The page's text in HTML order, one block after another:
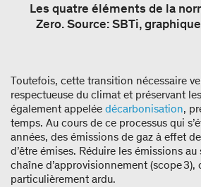
Les quatre éléments de la
Zero. Source: SBTi,
Toutefois, cette transition nécessaire
respectueuse du climat et préservant
également appelée décarbonisation,
temps. Au cours de ce processus qui
années, des émissions de gaz à effet
d’être émises. Réduire les émissions
chaîne d’approvisionnement (scope
particulièrement ardu.